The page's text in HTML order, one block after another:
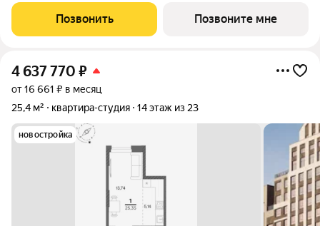
Жилой квартал «Бережно» это проект класса Бизнес,
созданный с уважением к городу и
Позвонить Позвоните мне
4 637 770 ₽
от 16 661 ₽ в месяц
25,4 м²
квартира-студия 14 этаж из 23
новостройка